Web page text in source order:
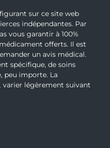
sur ce site web
indépendantes. Par
vous garantir à 100%
offerts. Il est
un avis médical.
spécifique, de soins
peu importe. La
légèrement suivant